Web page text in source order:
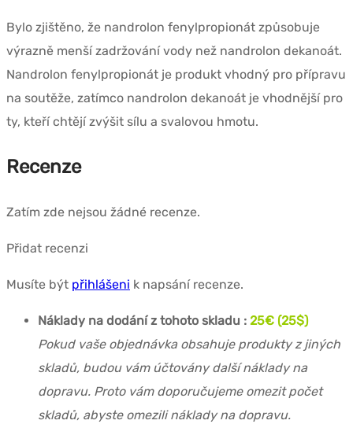
Bylo zjištěno, že nandrolon fenylpropionát způsobuje
výrazně menší zadržování vody než nandrolon dekanoát.
Nandrolon fenylpropionát je produkt vhodný pro přípravu
na soutěže, zatímco nandrolon dekanoát je vhodnější pro
ty, kteří chtějí zvýšit sílu a svalovou hmotu.
Recenze
Zatím zde nejsou žádné recenze.
Přidat recenzi
Musíte být přihlášeni k napsání recenze.
Náklady na dodání z tohoto skladu : 25€ (25$)
Pokud vaše objednávka obsahuje produkty z jiných
skladů, budou vám účtovány další náklady na
dopravu. Proto vám doporučujeme omezit počet
skladů, abyste omezili náklady na dopravu.